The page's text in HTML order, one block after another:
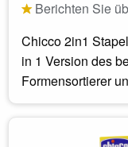
Berichten Sie
Chicco 2in1
in 1 Version des
Formensortierer